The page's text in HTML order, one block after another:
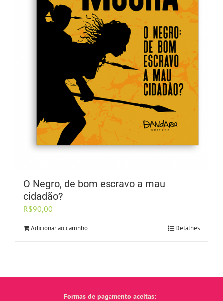
O Negro, de bom escravo a mau
cidadão?
R$90,00
Adicionar ao carrinho Detalhes
Formas de pagamento aceitas: